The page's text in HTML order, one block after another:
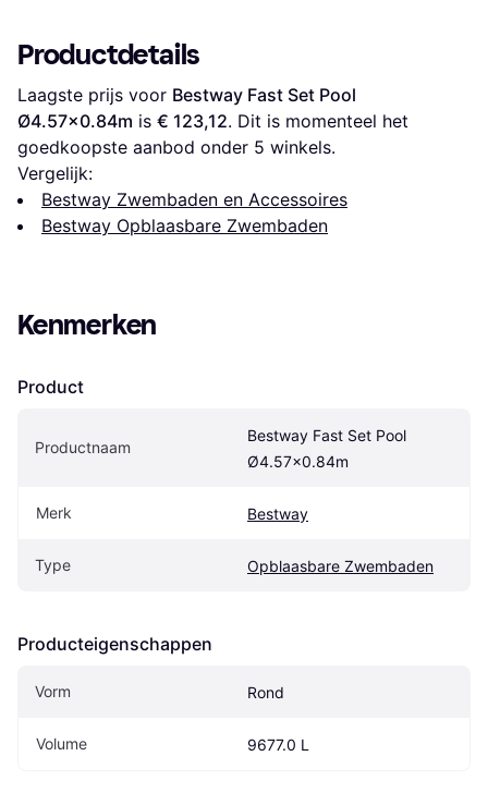
Productdetails
Laagste prijs voor Bestway Fast Set Pool
Ø4.57x0.84m is € 123,12. Dit is momenteel het
goedkoopste aanbod onder 5 winkels.
Vergelijk:
Bestway Zwembaden en Accessoires
Bestway Opblaasbare Zwembaden
Kenmerken
Product
Productnaam
Bestway Fast Set Pool
Ø4.57x0.84m
Merk Bestway
Type Opblaasbare Zwembaden
Producteigenschappen
Vorm Rond
Volume 9677.0 L